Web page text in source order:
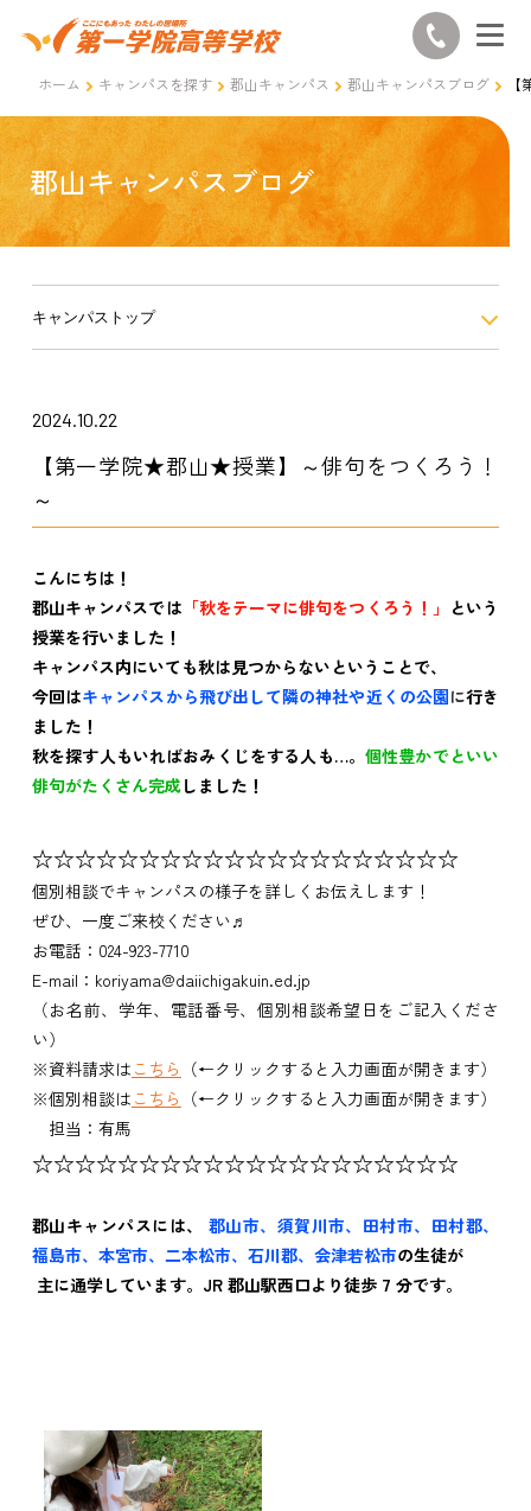
ホーム キャンパスを探す 郡山キャンパス 郡山キャンパスブログ
郡山キャンパスブログ
キャンパストップ
2024.10.22
【第一学院★郡山★授業】～俳句をつくろう！
～
こんにちは！
郡山キャンパスでは 「秋をテーマに俳句をつくろう！」 という
授業を行いました！
キャンパス内にいても秋は見つからないということで、
今回はキャンパスから飛び出して隣の神社や近くの公園に行き
ました！
秋を探す人もいればおみくじをする人も…。個性豊かでといい
俳句がたくさん完成しました！
☆☆☆☆☆☆☆☆☆☆☆☆☆☆☆☆☆☆☆☆
個別相談でキャンパスの様子を詳しくお伝えします！
ぜひ、一度ご来校ください♬
お電話：024-923-7710
E-mail：koriyama@daiichigakuin.ed.jp
（お名前、学年、電話番号、個別相談希望日をご記入くださ
い）
※資料請求は こちら （←クリックすると入力画面が開きます）
※個別相談は こちら （←クリックすると入力画面が開きます）
担当：有馬
☆☆☆☆☆☆☆☆☆☆☆☆☆☆☆☆☆☆☆☆
郡山キャンパスには、 郡山市、須賀川市、田村市、田村郡、
福島市、本宮市、二本松市、石川郡、会津若松市の生徒が
主に通学しています。JR 郡山駅西口より徒歩 7 分です。